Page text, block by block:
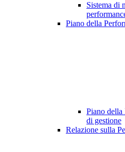
Sistema di
Piano della
Piano della
di gestione
Relazione sulla